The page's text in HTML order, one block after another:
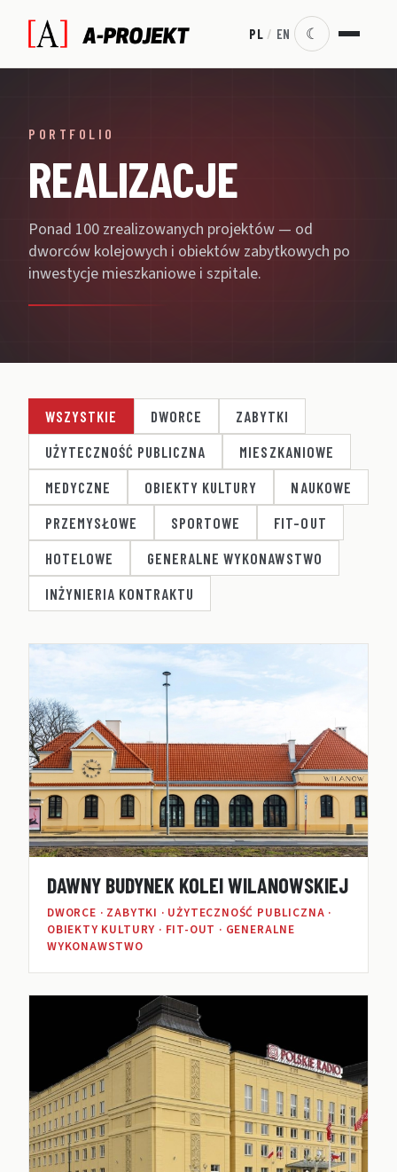
PL / EN ☾
PORTFOLIO
REALIZACJE
Ponad 100 zrealizowanych projektów — od
dworców kolejowych i obiektów zabytkowych po
inwestycje mieszkaniowe i szpitale.
WSZYSTKIE DWORCE
ZABYTKI
UŻYTECZNOŚĆ PUBLICZNA
MIESZKANIOWE
MEDYCZNE
OBIEKTY KULTURY
NAUKOWE
PRZEMYSŁOWE
SPORTOWE
FIT-OUT
HOTELOWE
GENERALNE WYKONAWSTWO
INŻYNIERIA KONTRAKTU
DAWNY BUDYNEK KOLEI WILANOWSKIEJ
DWORCE · ZABYTKI · UŻYTECZNOŚĆ PUBLICZNA ·
OBIEKTY KULTURY · FIT-OUT · GENERALNE
WYKONAWSTWO